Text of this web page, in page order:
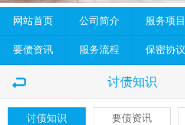
网站首页 公司简介 服务项目
要债资讯 服务流程 保密协议
讨债知识
讨债知识 要债资讯